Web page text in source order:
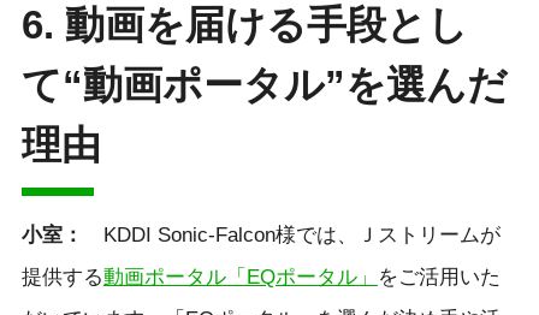
6. 動画を届ける手段とし
て“動画ポータル”を選んだ
理由
小室：
KDDI Sonic-Falcon様では、Ｊストリームが
提供する動画ポータル「EQポータル」
をご活用いた